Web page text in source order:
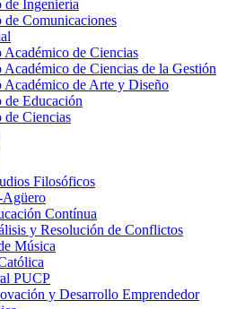
de Ingeniería
de Comunicaciones
Académico de Ciencias
Académico de Ciencias de la Gestión
Académico de Arte y Diseño
de Educación
de Ciencias
Filosóficos
Contínua
y Resolución de Conflictos
Música
PUCP
y Desarrollo Emprendedor